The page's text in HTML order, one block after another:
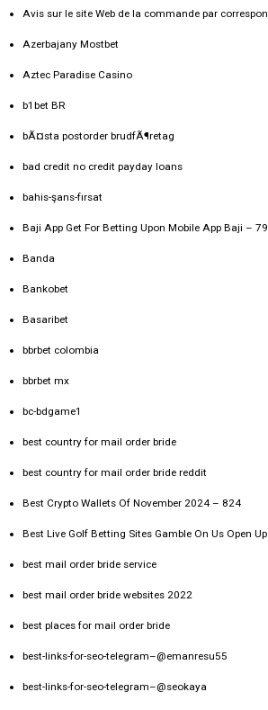
Avis sur le site Web de la commande par
Azerbajany Mostbet
Aztec Paradise Casino
b1bet BR
bÃ¤sta postorder brudfÃ¶retag
bad credit no credit payday loans
bahis-şans-fırsat
Baji App Get For Betting Upon Mobile App Baji –
Banda
Bankobet
Basaribet
bbrbet colombia
bbrbet mx
bc-bdgame1
best country for mail order bride
best country for mail order bride reddit
Best Crypto Wallets Of November 2024 – 824
Best Live Golf Betting Sites Gamble On Us Open
best mail order bride service
best mail order bride websites 2022
best places for mail order bride
best-links-for-seo-telegram–@emanresu55
best-links-for-seo-telegram–@seokaya